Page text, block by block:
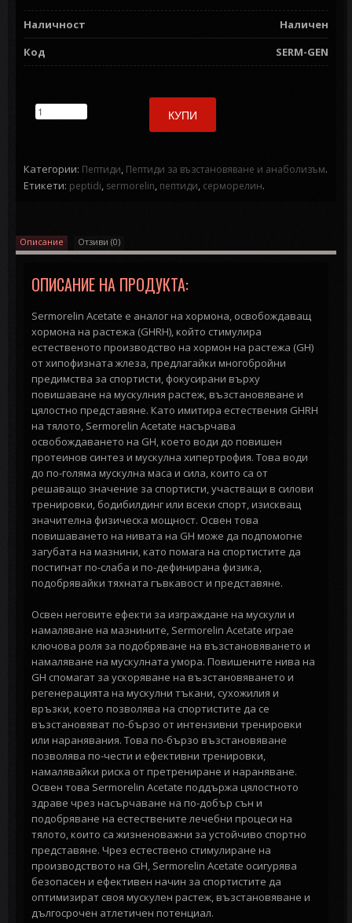
Наличност
Наличен
Код
SERM-GEN
КУПИ
Категории: Пептиди, Пептиди за възстановяване и анаболизъм.
Етикети: peptidi, sermorelin, пептиди, серморелин.
Описание Отзиви (0)
ОПИСАНИЕ НА ПРОДУКТА:
Sermorelin Acetate е аналог на хормона, освобождаващ
хормона на растежа (GHRH), който стимулира
естественото производство на хормон на растежа (GH)
от хипофизната жлеза, предлагайки многобройни
предимства за спортисти, фокусирани върху
повишаване на мускулния растеж, възстановяване и
цялостно представяне. Като имитира естествения GHRH
на тялото, Sermorelin Acetate насърчава
освобождаването на GH, което води до повишен
протеинов синтез и мускулна хипертрофия. Това води
до по-голяма мускулна маса и сила, които са от
решаващо значение за спортисти, участващи в силови
тренировки, бодибилдинг или всеки спорт, изискващ
значителна физическа мощност. Освен това
повишаването на нивата на GH може да подпомогне
загубата на мазнини, като помага на спортистите да
постигнат по-слаба и по-дефинирана физика,
подобрявайки тяхната гъвкавост и представяне.
Освен неговите ефекти за изграждане на мускули и
намаляване на мазнините, Sermorelin Acetate играе
ключова роля за подобряване на възстановяването и
намаляване на мускулната умора. Повишените нива на
GH спомагат за ускоряване на възстановяването и
регенерацията на мускулни тъкани, сухожилия и
връзки, което позволява на спортистите да се
възстановяват по-бързо от интензивни тренировки
или наранявания. Това по-бързо възстановяване
позволява по-чести и ефективни тренировки,
намалявайки риска от претрениране и нараняване.
Освен това Sermorelin Acetate поддържа цялостното
здраве чрез насърчаване на по-добър сън и
подобряване на естествените лечебни процеси на
тялото, които са жизненоважни за устойчиво спортно
представяне. Чрез естествено стимулиране на
производството на GH, Sermorelin Acetate осигурява
безопасен и ефективен начин за спортистите да
оптимизират своя мускулен растеж, възстановяване и
дългосрочен атлетичен потенциал.